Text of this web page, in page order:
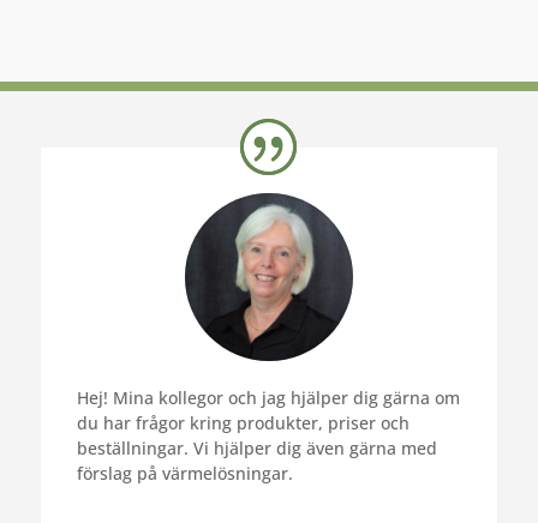
Hej! Mina kollegor och jag hjälper dig gärna om
du har frågor kring produkter, priser och
beställningar. Vi hjälper dig även gärna med
förslag på värmelösningar.